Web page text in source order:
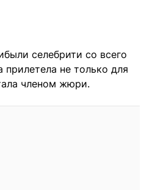
селебрити со всего
прилетела не только для
членом жюри.